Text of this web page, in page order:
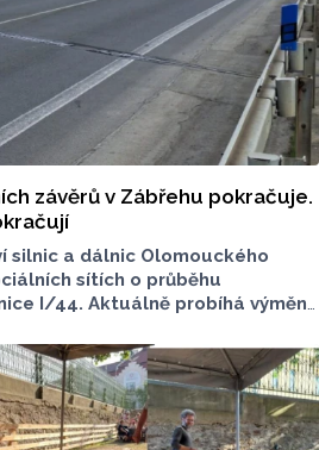
závěrů v Zábřehu pokračuje.
silnic a dálnic Olomouckého
sítích o průběhu
I/44. Aktuálně probíhá výměna